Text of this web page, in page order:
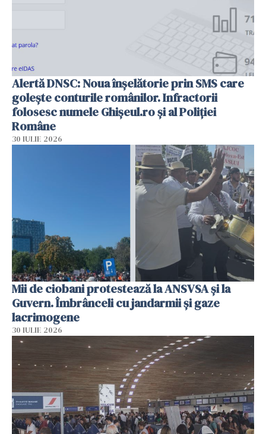
Alertă DNSC: Noua înșelătorie prin SMS care
golește conturile românilor. Infractorii
folosesc numele Ghișeul.ro și al Poliției
Române
30 IULIE 2026
Mii de ciobani protestează la ANSVSA și la
Guvern. Îmbrânceli cu jandarmii și gaze
lacrimogene
30 IULIE 2026